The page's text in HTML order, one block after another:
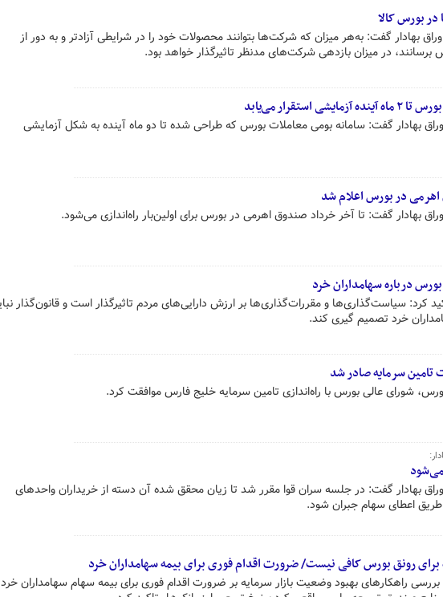
در بورس کالا
بهادار گفت: به‌هر میزان که شرکت‌ها بتوانند محصولات خود را در شرایطی آزادتر و به دور از
در میزان بازدهی شرکت‌های مدنظر تاثیرگذار خواهد بود.
استقرار می‌یابد
بهادار گفت: سامانه بومی معاملات بورس که طراحی شده تا دو ماه آینده به شکل آزمایشی
اهرمی در بورس اعلام شد
بهادار گفت: تا آخر خرداد صندوق اهرمی در بورس برای اولین‌بار راه‌اندازی می‌شود.
درباره سهامداران خرد
کرد: سیاست‌گذاری‌ها و مقررات‌گذاری‌ها بر ارزش دارایی‌های مردم تاثیرگذار است و قانون‌گذار
خرد تصمیم گیری کند.
سرمایه صادر شد
شورای عالی بورس با راه‌اندازی تامین سرمایه خلیج فارس موافقت کرد.
می‌شود
بهادار گفت: در جلسه سران قوا مقرر شد تا زیان محقق شده آن دسته از خریداران واحدهای
اعطای سهام جبران شود.
رونق بورس کافی نیست/ ضرورت اقدام فوری برای بیمه سهامداران خرد
راهکارهای بهبود وضعیت بازار سرمایه بر ضرورت اقدام فوری برای بیمه سهام سهامداران